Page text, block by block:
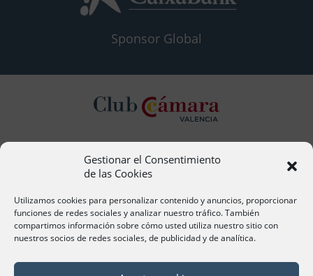
Gestionar el Consentimiento
de las Cookies
Utilizamos cookies para personalizar contenido y anuncios, proporcionar
funciones de redes sociales y analizar nuestro tráfico. También
compartimos información sobre cómo usted utiliza nuestro sitio con
nuestros socios de redes sociales, de publicidad y de analítica.
Sponsor Global
Contacto
acervera@camaravalencia.com
961 366 212
Síguenos